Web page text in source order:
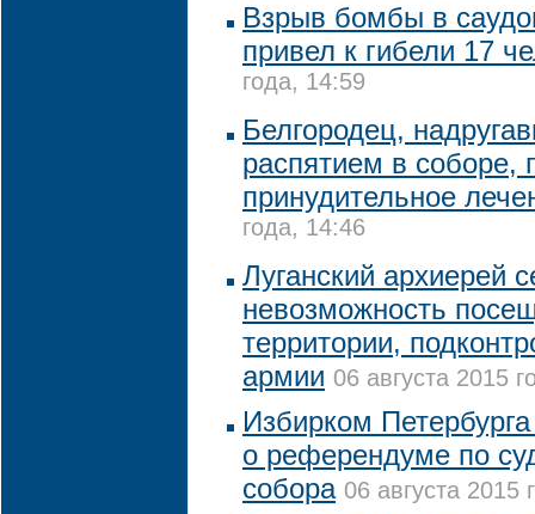
Взрыв бомбы в
привел к гибели 17
года, 14:59
Белгородец,
распятием в соборе,
принудительное
года, 14:46
Луганский архиерей
невозможность
территории,
армии 06 августа 2015
Избирком
о референдуме по
собора 06 августа 2015